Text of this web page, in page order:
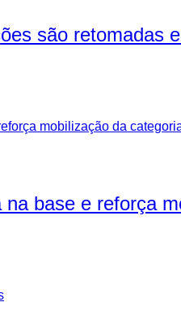
são retomadas
base e reforça